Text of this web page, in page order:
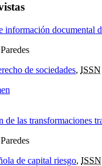
información documental
de sociedades, ISSN
de las transformaciones
de capital riesgo, ISSN